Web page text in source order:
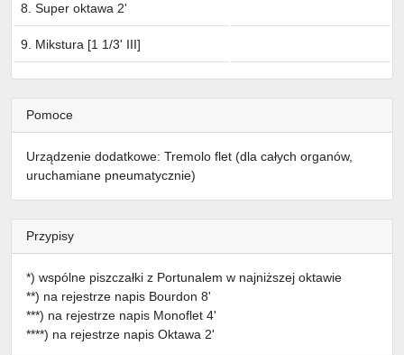
8. Super oktawa 2'
9. Mikstura [1 1/3' III]
Pomoce
Urządzenie dodatkowe: Tremolo flet (dla całych organów,
uruchamiane pneumatycznie)
Przypisy
*) wspólne piszczałki z Portunalem w najniższej oktawie
**) na rejestrze napis Bourdon 8'
***) na rejestrze napis Monoflet 4'
****) na rejestrze napis Oktawa 2'